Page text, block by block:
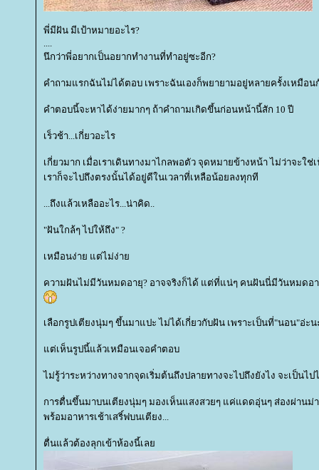
พี่มีฝัน มีเป้าหมายอะไร?
....
นึกว่าพี่อยากเป็นอยากทำงานที่ทำอยู่ซะอีก?
คำถามแรกฉันไม่ได้ตอบ เพราะฉันเองก็พยายามอยู่หลายครั้งเหมือ
คำตอบนี้จะหาได้ง่ายมากๆ ถ้าคำถามเกิดขึ้นก่อนหน้านี้สัก 10 ปี
เร็วช้า...เกี่ยวอะไร
เกี่ยวมาก เมื่อเราเดินทางมาไกลพอตัว จุดหมายข้างหน้า ไม่ว่าจะใช่
เราก็จะไปถึงตรงนั้นได้อยู่ดีในเวลาที่เหลือน้อยลงทุกที
...ถึงแล้วเหลืออะไร...น่าคิด..
"ฝันใกล้ๆ ไปให้ถึง" ?
เหมือนง่าย แต่ไม่ง่า
ความฝันไม่มีวันหมดอายุ? อาจจริงก็ได้ แต่ที่แน่ๆ คนฝันนี่มีวันหมดอ
เลือกรูปเตียงนุ่มๆ ขึ้นมาแปะ ไม่ได้เกี่ยวกับฝัน เพราะเป็นที่"นอน"อ่ะน
ต่เห็นรูปนี้แล้วเหมือนเจอคำตอบ
ไม่รู้ว่าระหว่างทางจากจุดเริ่มต้นถึงปลายทางจะไปถึงยังไง จะเป็นไ
การตื่นขึ้นมาบนเตียงนุ่มๆ มองเห็นแสงสวยๆ แค่แดดอุ่นๆ ส่องผ่านม่
พร้อมอาหารเช้าเสริ์ฟบนเตียง...
ตื่นแล้วต้องลุกเข้าห้องนี้เล